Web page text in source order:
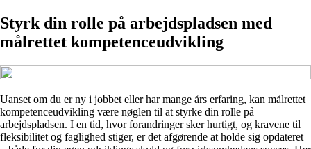
Styrk din rolle på arbejdspladsen med
målrettet kompetenceudvikling
Uanset om du er ny i jobbet eller har mange års erfaring, kan målrettet
kompetenceudvikling være nøglen til at styrke din rolle på
arbejdspladsen. I en tid, hvor forandringer sker hurtigt, og kravene til
fleksibilitet og faglighed stiger, er det afgørende at holde sig opdateret